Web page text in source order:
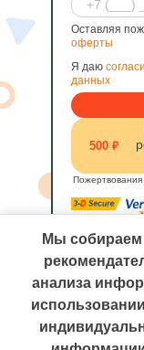
Оставляя
оферты
Я даю
данных
500 ₽
Пожертвования
Мы
анализа